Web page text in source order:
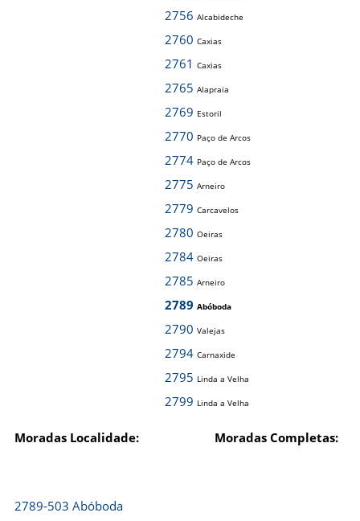
2756 Alcabideche
2760 Caxias
2761 Caxias
2765 Alapraia
2769 Estoril
2770 Paço de Arcos
2774 Paço de Arcos
2775 Arneiro
2779 Carcavelos
2780 Oeiras
2784 Oeiras
2785 Arneiro
2789 Abóboda
2790 Valejas
2794 Carnaxide
2795 Linda a Velha
2799 Linda a Velha
Moradas Localidade: Moradas Completas:
2789-503 Abóboda